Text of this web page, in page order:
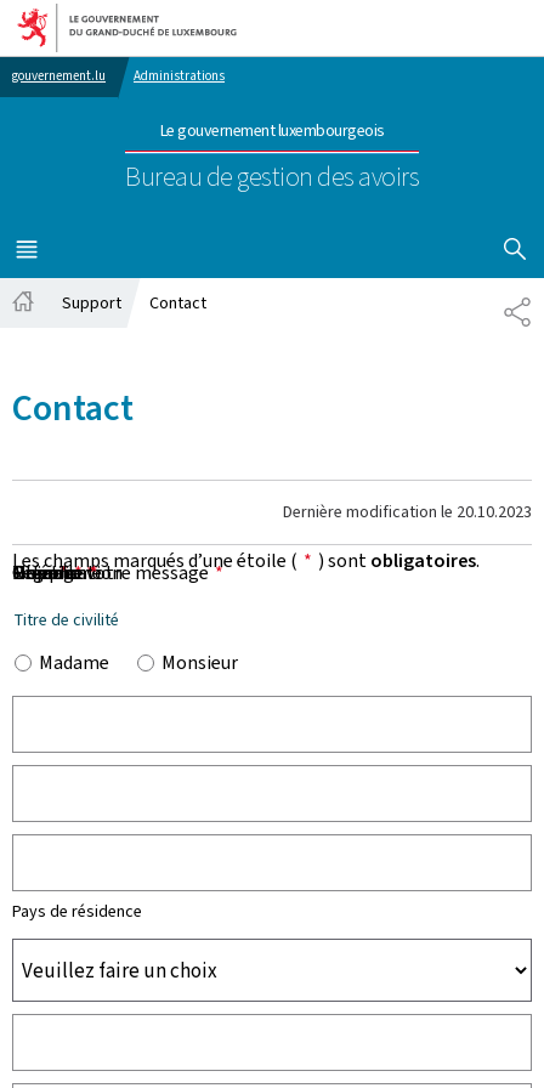
Aller au menu principal
Aller au contenu
gouvernement.lu Administrations
Le gouvernement luxembourgeois
Bureau de gestion des avoirs
MENU
PRINCIPAL
Support Contact
Contact
Dernière modification le 20.10.2023
Les champs marqués d’une étoile ( * ) sontobligatoires.
Titre de civilité
Madame Monsieur
Prénom *
Nom *
Organisation
Pays de résidence
E-mail *
Téléphone
Objet de votre message *
Message *